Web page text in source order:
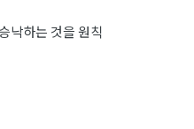
낙하는 것을 원칙